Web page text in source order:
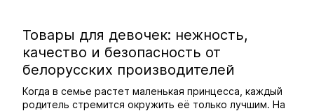
Товары для девочек: нежность,
качество и безопасность от
белорусских производителей
Когда в семье растет маленькая принцесса, каждый
родитель стремится окружить её только лучшим. На